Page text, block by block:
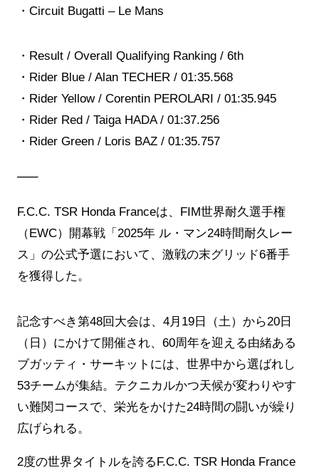
・Circuit Bugatti – Le Mans
・Result / Overall Qualifying Ranking / 6th
・Rider Blue / Alan TECHER / 01:35.568
・Rider Yellow / Corentin PEROLARI / 01:35.945
・Rider Red / Taiga HADA / 01:37.256
・Rider Green / Loris BAZ / 01:35.757
—–
F.C.C. TSR Honda Franceは、FIM世界耐久選手権
（EWC）開幕戦「2025年 ル・マン24時間耐久レー
ス」の公式予選において、激戦の末グリッド6番手
を獲得した。
記念すべき第48回大会は、4月19日（土）から20日
（日）にかけて開催され、60周年を迎える由緒ある
ブガッティ・サーキットには、世界中から選ばれし
53チームが集結。テクニカルかつ天候が変わりやす
い難関コースで、栄光をかけた24時間の闘いが繰り
広げられる。
2度の世界タイトルを誇るF.C.C. TSR Honda France